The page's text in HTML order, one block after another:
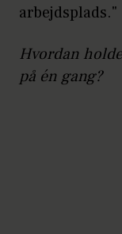
arbejdsplads."
Hvordan
på én gang?